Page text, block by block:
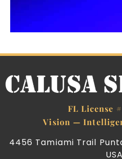
FL License
Vision —
4456 Tamiami Trail
USA